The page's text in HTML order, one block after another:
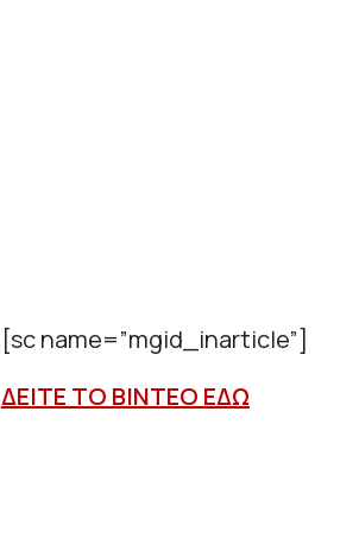
[sc name=”mgid_inarticle”]
ΔΕΙΤΕ ΤΟ ΒΙΝΤΕΟ ΕΔΩ